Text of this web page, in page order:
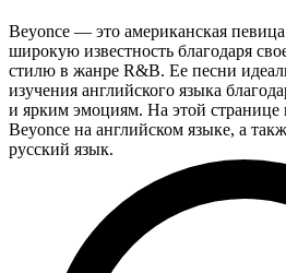
Beyonce — это американская
широкую известность благодаря
стилю в жанре R&B. Ее песни
изучения английского языка
и ярким эмоциям. На этой странице
Beyonce на английском языке, а
русский язык.